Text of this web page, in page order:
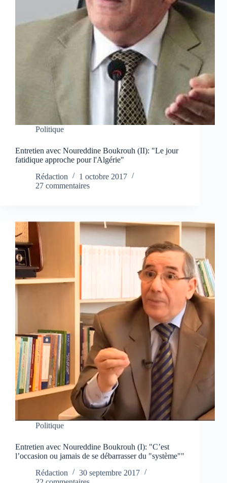
Politique
Entretien avec Noureddine Boukrouh (II): "Le jour
fatidique approche pour l'Algérie"
Rédaction
1 octobre 2017
27 commentaires
Politique
Entretien avec Noureddine Boukrouh (I): "C’est
l’occasion ou jamais de se débarrasser du "système""
Rédaction
30 septembre 2017